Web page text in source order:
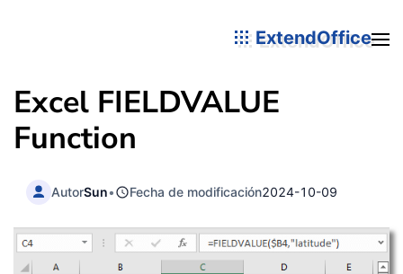
ExtendOffice
Excel FIELDVALUE
Function
AutorSun• Fecha de modificación2024-10-09